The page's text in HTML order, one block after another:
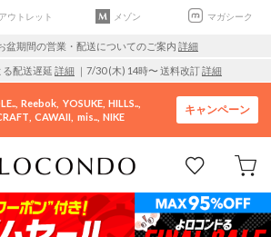
アウトレット メゾン マガシーク
盆期間の営業・配送についてのご案内 詳細
配送遅延 詳細 ｜7/30 (木) 14時〜 送料改訂詳細
Reebok YOSUKE HILLS..
CAWAII mis.. NIKE
キャンペーン